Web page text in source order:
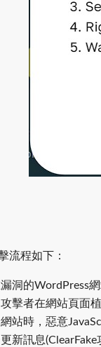
流程如下：
洞的WordPress
擊者在網站頁面
站時，惡意
新訊息